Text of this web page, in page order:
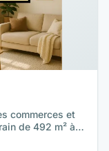
commerces et
de 492 m² à…